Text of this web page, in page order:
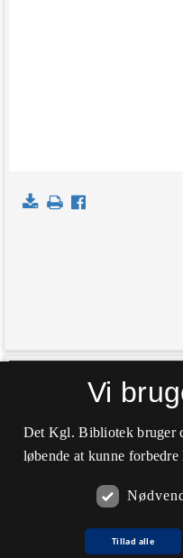
Vi
Det Kgl. Bibliotek bruger
løbende at kunne
Tillad alle